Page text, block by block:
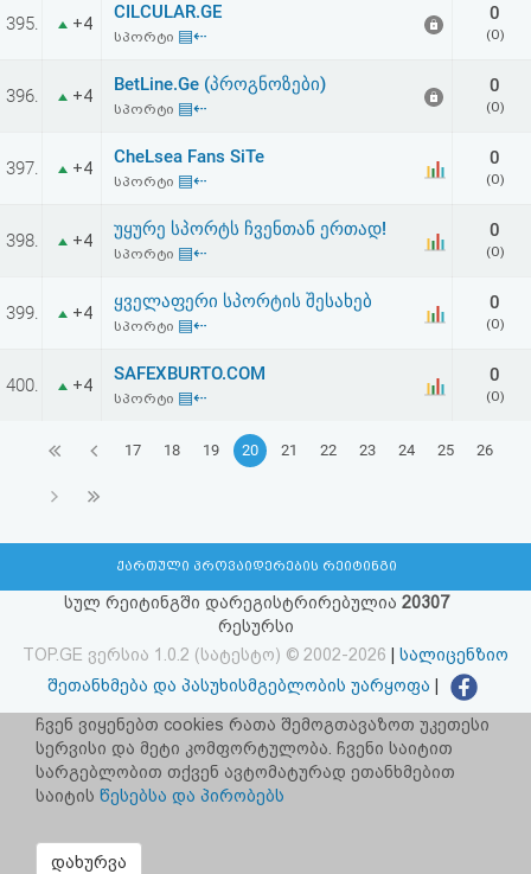
395. +4
CILCULAR.GE
სპორტი ▤⇠
0
(0)
396. +4
BetLine.Ge (პროგნოზები)
სპორტი ▤⇠
0
(0)
397. +4
CheLsea Fans SiTe
სპორტი ▤⇠
0
(0)
398. +4
უყურე სპორტს ჩვენთან ერთად!
სპორტი ▤⇠
0
(0)
399. +4
ყველაფერი სპორტის შესახებ
სპორტი ▤⇠
0
(0)
400. +4
SAFEXBURTO.COM
სპორტი ▤⇠
0
(0)
17 18 19 20 21 22 23 24 25 26
ქართული პროვაიდერების რეიტინგი
სულ რეიტინგში დარეგისტრირებულია 20307
რესურსი
TOP.GE ვერსია 1.0.2 (სატესტო) © 2002-2026
სალიცენზიო
შეთანხმება და პასუხისმგებლობის უარყოფა
facebook.com/TOP.GE
იხილეთ TOP.GE - ის ძველი ვერსია ბმულზე
TOP.GE-ს სერვერების განთავსებას და ინტერნეტთან კავშირს
ჩვენ ვიყენებთ cookies რათა შემოგთავაზოთ უკეთესი
სერვისი და მეტი კომფორტულობა. ჩვენი საიტით
სარგებლობით თქვენ ავტომატურად ეთანხმებით
საიტის წესებსა და პირობებს
დახურვა